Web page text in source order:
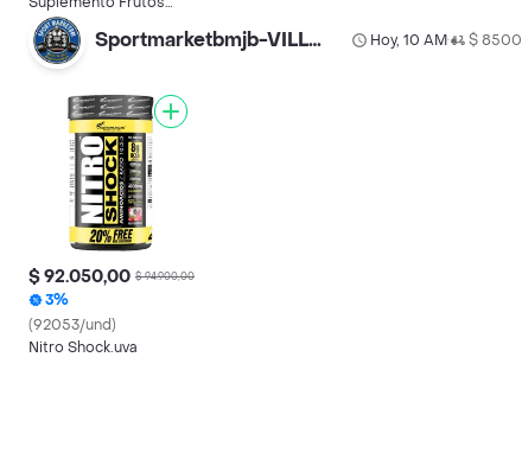
Rojos Megaplex
Sportmarketbmjb-VILLAS Hoy, 10 AM• $ 8500
$ 92.050,00 $ 94.900,00
3%
(92053/und)
Nitro Shock.uva